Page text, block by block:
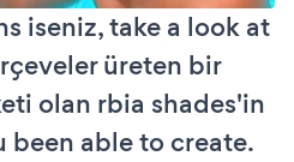
iseniz, take a look at
üreten bir
olan rbia shades'in
been able to create.